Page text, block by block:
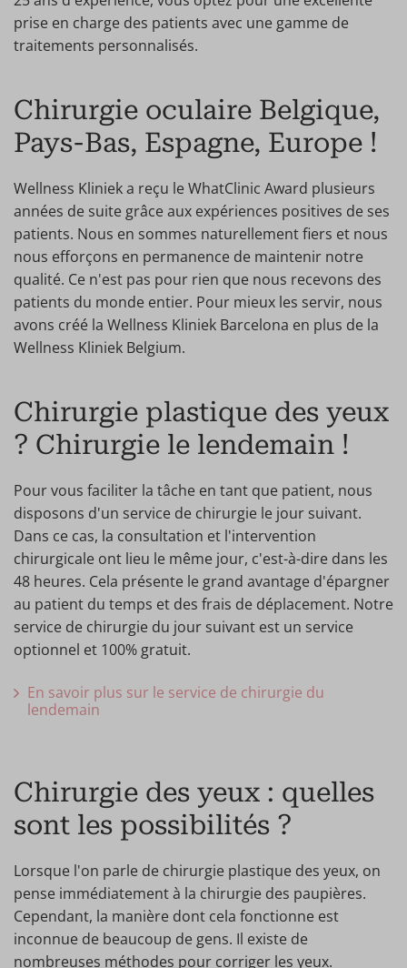
prise en charge des patients avec une gamme de
traitements personnalisés.
Chirurgie oculaire Belgique,
Pays-Bas, Espagne, Europe !
Wellness Kliniek a reçu le WhatClinic Award plusieurs
années de suite grâce aux expériences positives de ses
patients. Nous en sommes naturellement fiers et nous
nous efforçons en permanence de maintenir notre
qualité. Ce n'est pas pour rien que nous recevons des
patients du monde entier. Pour mieux les servir, nous
avons créé la Wellness Kliniek Barcelona en plus de la
Wellness Kliniek Belgium.
Chirurgie plastique des yeux
? Chirurgie le lendemain !
Pour vous faciliter la tâche en tant que patient, nous
disposons d'un service de chirurgie le jour suivant.
Dans ce cas, la consultation et l'intervention
chirurgicale ont lieu le même jour, c'est-à-dire dans les
48 heures. Cela présente le grand avantage d'épargner
au patient du temps et des frais de déplacement. Notre
service de chirurgie du jour suivant est un service
optionnel et 100% gratuit.
En savoir plus sur le service de chirurgie du
lendemain
Chirurgie des yeux : quelles
sont les possibilités ?
Lorsque l'on parle de chirurgie plastique des yeux, on
pense immédiatement à la chirurgie des paupières.
Cependant, la manière dont cela fonctionne est
inconnue de beaucoup de gens. Il existe de
nombreuses méthodes pour corriger les yeux.